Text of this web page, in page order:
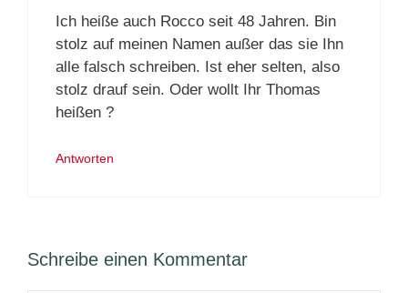
Ich heiße auch Rocco seit 48 Jahren. Bin
stolz auf meinen Namen außer das sie Ihn
alle falsch schreiben. Ist eher selten, also
stolz drauf sein. Oder wollt Ihr Thomas
heißen ?
Antworten
Schreibe einen Kommentar